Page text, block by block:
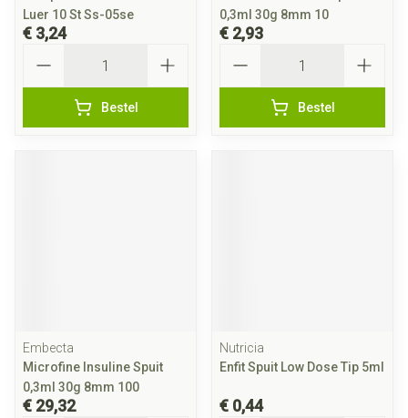
Luer 10 St Ss-05se
€ 3,24
Bestel
0,3ml 30g 8mm 10
€ 2,93
Bestel
Embecta
Microfine Insuline Spuit
0,3ml 30g 8mm 100
€ 29,32
Nutricia
Enfit Spuit Low Dose Tip 5ml
€ 0,44